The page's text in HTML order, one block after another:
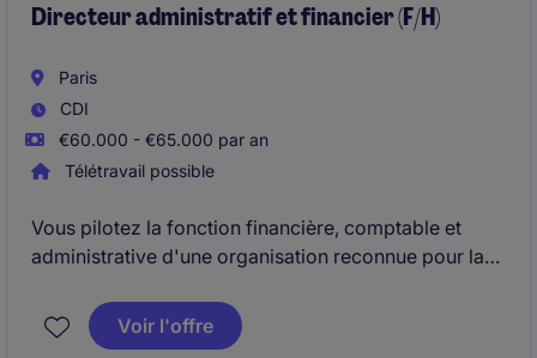
Directeur administratif et financier (F/H)
Paris
CDI
€60.000 - €65.000 par an
Télétravail possible
Vous pilotez la fonction financière, comptable et
administrative d'une organisation reconnue pour la
reportings, la relation avec les cabinets externes, la
gestion comptable et RH, ainsi que le pilotage
Voir l'offre